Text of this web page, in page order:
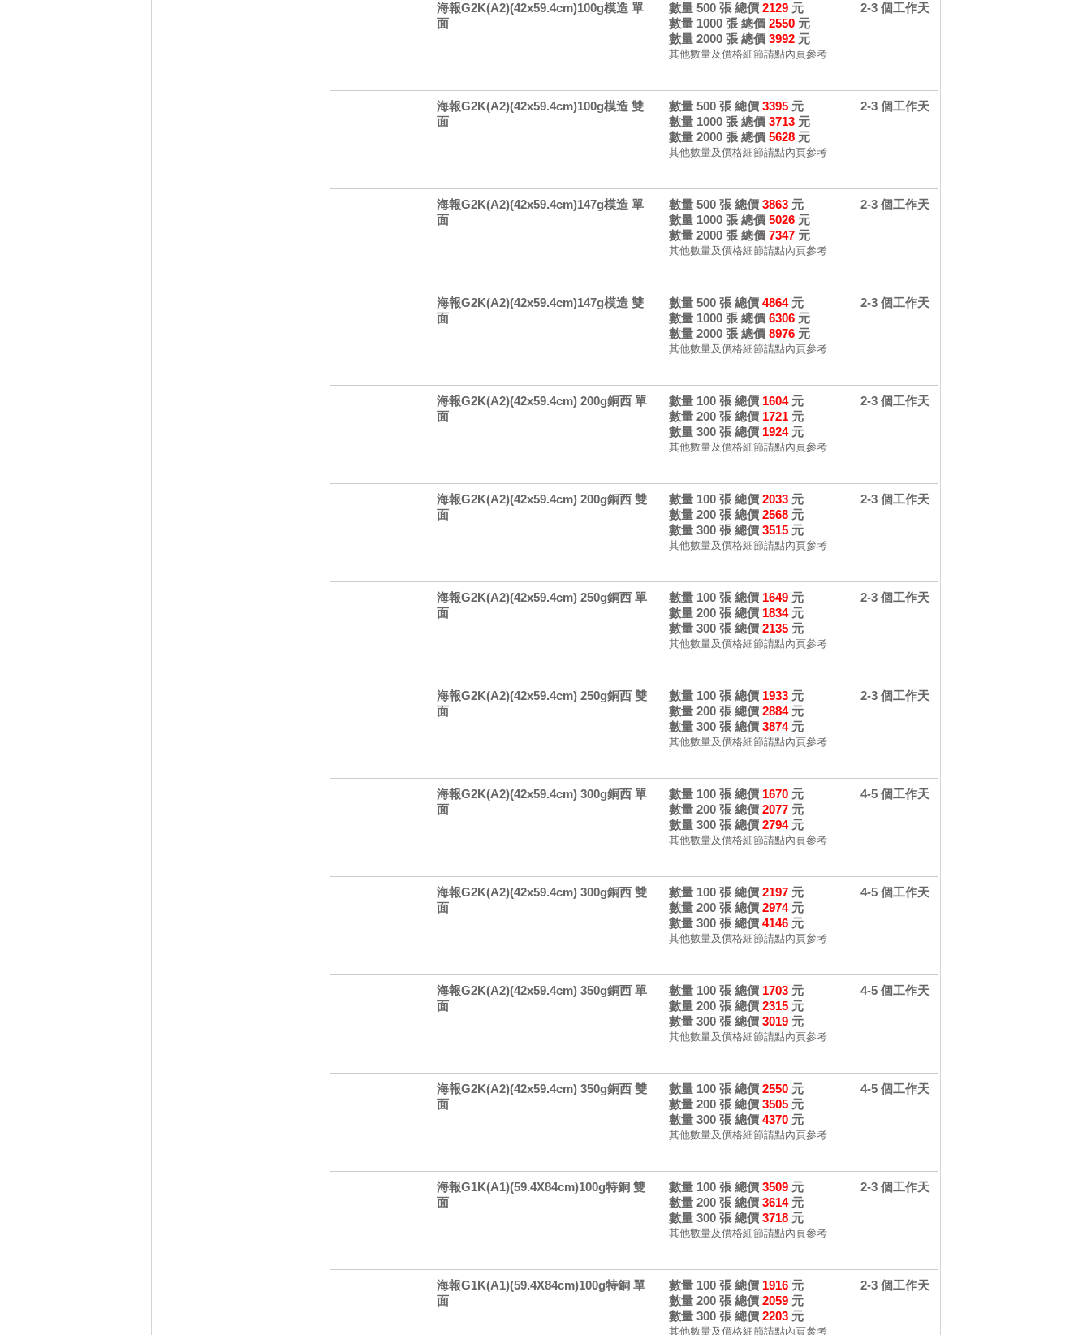
海報G2K(A2)(42x59.4cm)100g模造 單
面
數量 500 張 總價 2129元
數量 1000 張 總價 2550元
數量 2000 張 總價 3992元
其他數量及價格細節請點內頁參考
2-3 個工作天
海報G2K(A2)(42x59.4cm)100g模造 雙
面
數量 500 張 總價 3395元
數量 1000 張 總價 3713元
數量 2000 張 總價 5628元
其他數量及價格細節請點內頁參考
2-3 個工作天
海報G2K(A2)(42x59.4cm)147g模造 單
面
數量 500 張 總價 3863元
數量 1000 張 總價 5026元
數量 2000 張 總價 7347元
其他數量及價格細節請點內頁參考
2-3 個工作天
海報G2K(A2)(42x59.4cm)147g模造 雙
面
數量 500 張 總價 4864元
數量 1000 張 總價 6306元
數量 2000 張 總價 8976元
其他數量及價格細節請點內頁參考
2-3 個工作天
海報G2K(A2)(42x59.4cm) 200g銅西 單
面
數量 100 張 總價 1604元
數量 200 張 總價 1721元
數量 300 張 總價 1924元
其他數量及價格細節請點內頁參考
2-3 個工作天
海報G2K(A2)(42x59.4cm) 200g銅西 雙
面
數量 100 張 總價 2033元
數量 200 張 總價 2568元
數量 300 張 總價 3515元
其他數量及價格細節請點內頁參考
2-3 個工作天
海報G2K(A2)(42x59.4cm) 250g銅西 單
面
數量 100 張 總價 1649元
數量 200 張 總價 1834元
數量 300 張 總價 2135元
其他數量及價格細節請點內頁參考
2-3 個工作天
海報G2K(A2)(42x59.4cm) 250g銅西 雙
面
數量 100 張 總價 1933元
數量 200 張 總價 2884元
數量 300 張 總價 3874元
其他數量及價格細節請點內頁參考
2-3 個工作天
海報G2K(A2)(42x59.4cm) 300g銅西 單
面
數量 100 張 總價 1670元
數量 200 張 總價 2077元
數量 300 張 總價 2794元
其他數量及價格細節請點內頁參考
4-5 個工作天
海報G2K(A2)(42x59.4cm) 300g銅西 雙
面
數量 100 張 總價 2197元
數量 200 張 總價 2974元
數量 300 張 總價 4146元
其他數量及價格細節請點內頁參考
4-5 個工作天
海報G2K(A2)(42x59.4cm) 350g銅西 單
面
數量 100 張 總價 1703元
數量 200 張 總價 2315元
數量 300 張 總價 3019元
其他數量及價格細節請點內頁參考
4-5 個工作天
海報G2K(A2)(42x59.4cm) 350g銅西 雙
面
數量 100 張 總價 2550元
數量 200 張 總價 3505元
數量 300 張 總價 4370元
其他數量及價格細節請點內頁參考
4-5 個工作天
海報G1K(A1)(59.4X84cm)100g特銅 雙
面
數量 100 張 總價 3509元
數量 200 張 總價 3614元
數量 300 張 總價 3718元
其他數量及價格細節請點內頁參考
2-3 個工作天
海報G1K(A1)(59.4X84cm)100g特銅 單
面
數量 100 張 總價 1916元
數量 200 張 總價 2059元
數量 300 張 總價 2203元
其他數量及價格細節請點內頁參考
2-3 個工作天